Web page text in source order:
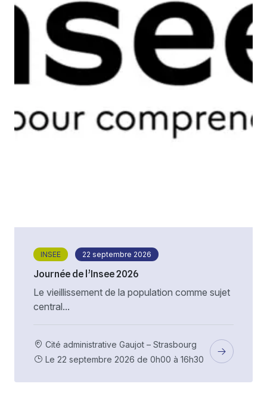
INSEE 22 septembre 2026
Journée de l’Insee 2026
Le vieillissement de la population comme sujet
central...
Cité administrative Gaujot – Strasbourg
Le 22 septembre 2026 de 0h00 à 16h30